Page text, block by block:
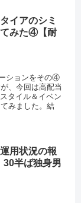
イアのシミ
てみた④【耐
ションをその④
、今回は高配当
タイル＆イベン
みました。結
用状況の報
30半ば独身男